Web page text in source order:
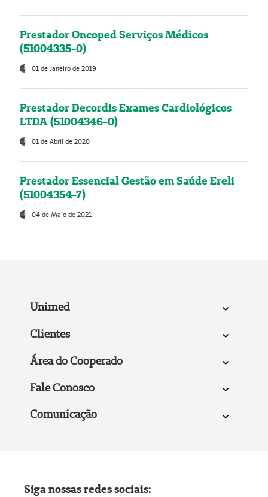
Prestador Oncoped Serviços Médicos
(51004335-0)
01 de Janeiro de 2019
Prestador Decordis Exames Cardiológicos
LTDA (51004346-0)
01 de Abril de 2020
Prestador Essencial Gestão em Saúde Ereli
(51004354-7)
04 de Maio de 2021
Unimed
Clientes
Área do Cooperado
Fale Conosco
Comunicação
Siga nossas redes sociais: